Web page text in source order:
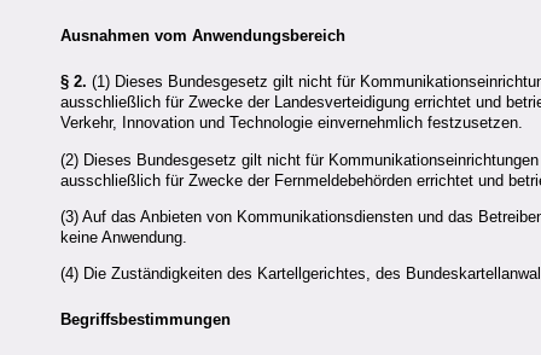
Ausnahmen vom Anwendungsbereich
§ 2. (1) Dieses Bundesgesetz gilt nicht für
ausschließlich für Zwecke der Landesverteidigung errichtet und
Verkehr, Innovation und Technologie einvernehmlich festzusetzen.
(2) Dieses Bundesgesetz gilt nicht für
ausschließlich für Zwecke der Fernmeldebehörden errichtet und
(3) Auf das Anbieten von Kommunikationsdiensten und das
keine Anwendung.
(4) Die Zuständigkeiten des Kartellgerichtes, des
Begriffsbestimmungen